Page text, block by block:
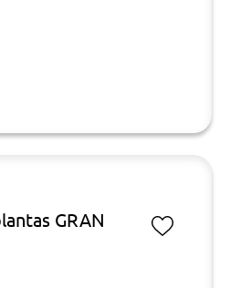
GRAN